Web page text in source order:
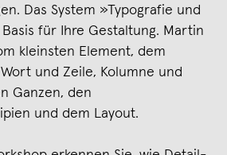
Das System »Typografie und
für Ihre Gestaltung. Martin
kleinsten Element, dem
und Zeile, Kolumne und
Ganzen, den
und dem Layout.